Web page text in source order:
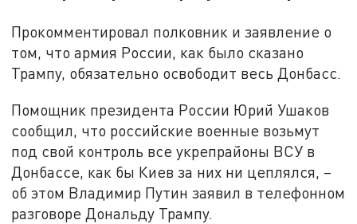
Прокомментировал полковник и заявление о
том, что армия России, как было сказано
Трампу, обязательно освободит весь Донбасс.
Помощник президента России Юрий Ушаков
сообщил, что российские военные возьмут
под свой контроль все укрепрайоны ВСУ в
Донбассе, как бы Киев за них ни цеплялся, –
об этом Владимир Путин заявил в телефонном
разговоре Дональду Трампу.